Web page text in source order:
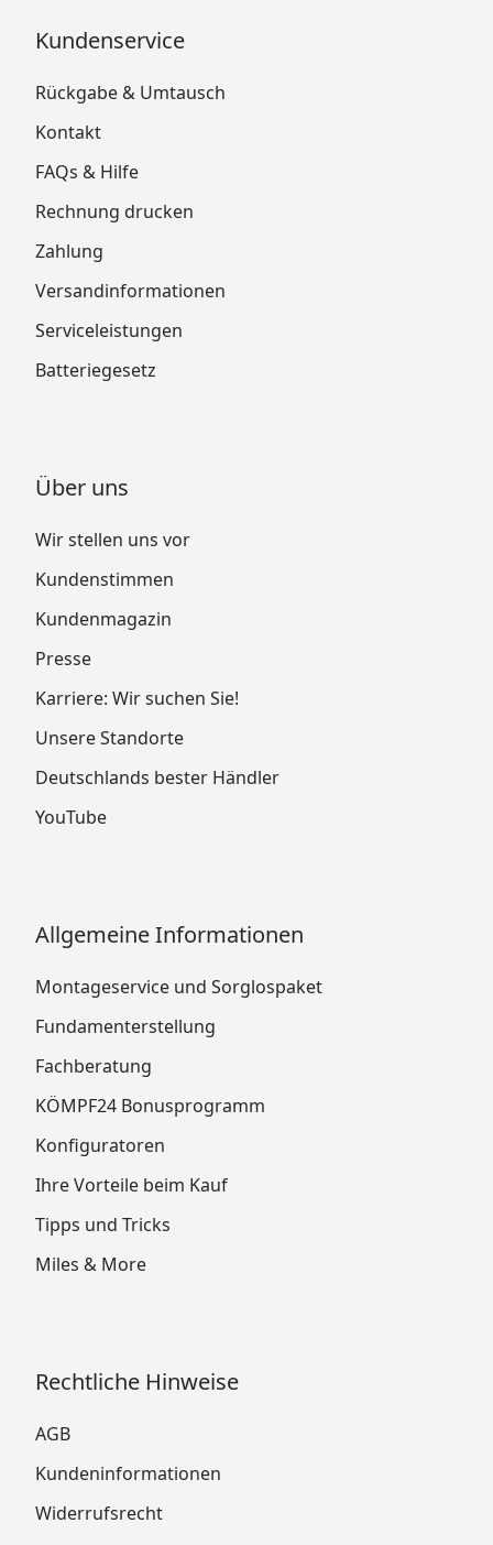
Kundenservice
Rückgabe & Umtausch
Kontakt
FAQs & Hilfe
Rechnung drucken
Zahlung
Versandinformationen
Serviceleistungen
Batteriegesetz
Über uns
Wir stellen uns vor
Kundenstimmen
Kundenmagazin
Presse
Karriere: Wir suchen Sie!
Unsere Standorte
Deutschlands bester Händler
YouTube
Allgemeine Informationen
Montageservice und Sorglospaket
Fundamenterstellung
Fachberatung
KÖMPF24 Bonusprogramm
Konfiguratoren
Ihre Vorteile beim Kauf
Tipps und Tricks
Miles & More
Rechtliche Hinweise
AGB
Kundeninformationen
Widerrufsrecht